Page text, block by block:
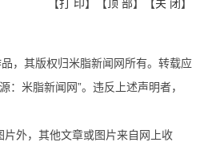
【打 印】【 顶 部】【关 闭 】
，其版权归米脂新闻网所有。转载应
：米脂新闻网”。违反上述声明者，
外，其他文章或图片来自网上收